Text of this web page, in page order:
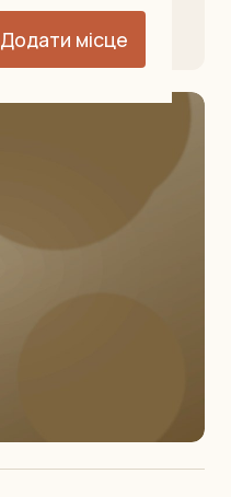
Додати місце
8.5
АТМОСФЕРА
8.8
СЕРВІС